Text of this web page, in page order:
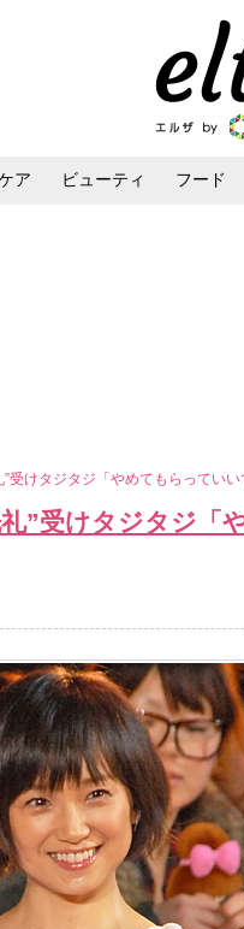
ア ビューティ フード
受けタジタジ「やめてもらっていい
”受けタジタジ「